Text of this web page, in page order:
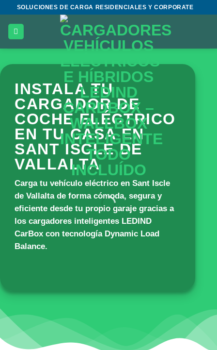
Saltar
contenido
SOLUCIONES DE CARGA RESIDENCIALES Y CORPORATE
INSTALA TU
CARGADOR DE
COCHE ELÉCTRICO
EN TU CASA EN
SANT ISCLE DE
VALLALTA
Carga tu vehículo eléctrico en Sant Iscle
de Vallalta de forma cómoda, segura y
eficiente desde tu propio garaje gracias a
los cargadores inteligentes LEDIND
CarBox con tecnología Dynamic Load
Balance.